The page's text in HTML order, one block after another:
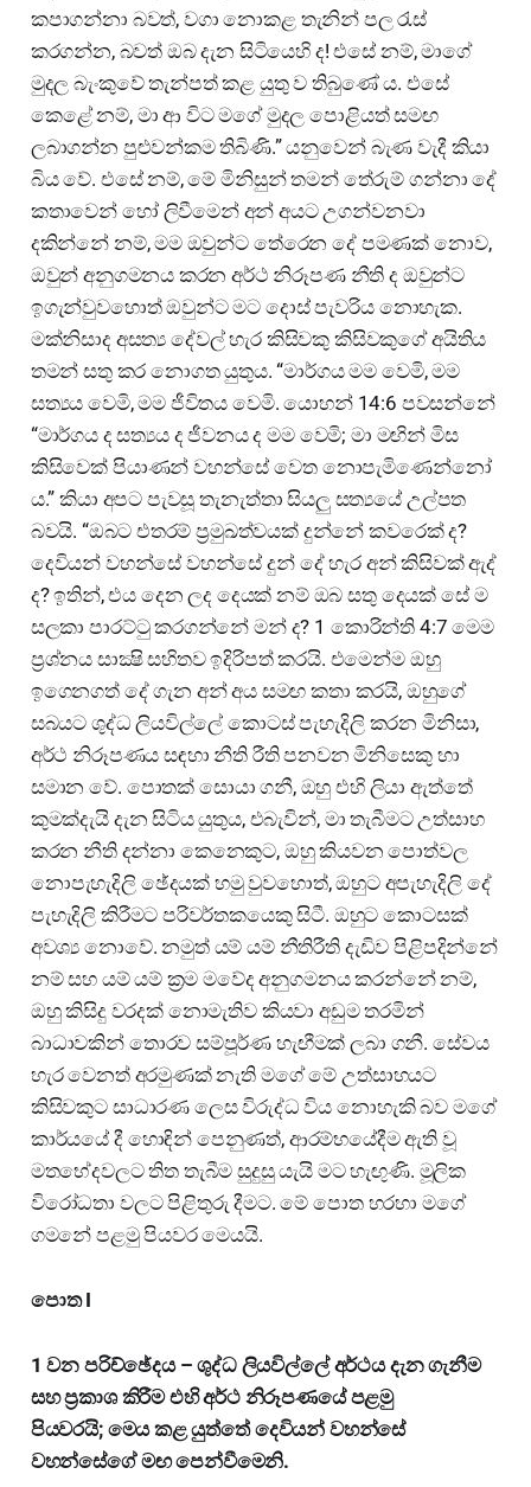
කපාගන්නා බවත්, වගා නොකළ තැනින් පල රැස්
කරගන්න, බවත් ඔබ දැන සිටියෙහි ද! එසේ නම්, මාගේ
මුදල බැංකුවේ තැන්පත් කළ යුතු ව තිබුණේ ය. එසේ
කෙළේ නම්, මා ආ විට මගේ මුදල පොළියත් සමඟ
ලබාගන්න පුළුවන්කම තිබිණි.” යනුවෙන් බැණ වැදී කියා
බිය වේ. එසේ නම්, මේ මිනිසුන් තමන් තේරුම් ගන්නා දේ
කතාවෙන් හෝ ලිවීමෙන් අන් අයට උගන්වනවා
දකින්නේ නම්, මම ඔවුන්ට තේරෙන දේ පමණක් නොව,
ඔවුන් අනුගමනය කරන අර්ථ නිරූපණ නීති ද ඔවුන්ට
ඉගැන්වුවහොත් ඔවුන්ට මට දොස් පැවරිය නොහැක.
මක්නිසාද අසත්‍ය දේවල් හැර කිසිවකු කිසිවකුගේ අයිතිය
තමන් සතු කර නොගත යුතුය. “මාර්ගය මම වෙමි, මම
සත්‍යය වෙමි, මම ජීවිතය වෙමි. යොහන් 14:6 පවසන්නේ
“මාර්ගය ද සත්‍යය ද ජීවනය ද මම වෙමි; මා මඟින් මිස
කිසිවෙක් පියාණන් වහන්සේ වෙත නොපැමිණෙන්නෝ
ය.” කියා අපට පැවසූ තැනැත්තා සියලු සත්‍යයේ උල්පත
බවයි. “ඔබට එතරම් ප්‍රමුඛත්වයක් දුන්නේ කවරෙක් ද?
දෙවියන් වහන්සේ වහන්සේ දුන් දේ හැර අන් කිසිවක් ඇද්
ද? ඉතින්, එය දෙන ලද දෙයක් නම් ඔබ සතු දෙයක් සේ ම
සලකා පාරට්ටු කරගන්නේ මන් ද? 1 කොරින්ති 4:7 මෙම
ප්‍රශ්නය සාක්‍ෂි සහිතව ඉදිරිපත් කරයි. එමෙන්ම ඔහු
ඉගෙනගත් දේ ගැන අන් අය සමඟ කතා කරයි, ඔහුගේ
සබයට ශුද්ධ ලියවිල්ලේ කොටස් පැහැදිලි කරන මිනිසා,
අර්ථ නිරූපණය සඳහා නීති රීති පනවන මිනිසෙකු හා
සමාන වේ. පොතක් සොයා ගනී, ඔහු එහි ලියා ඇත්තේ
කුමක්දැයි දැන සිටිය යුතුය, එබැවින්, මා තැබීමට උත්සාහ
කරන නීති දන්නා කෙනෙකුට, ඔහු කියවන පොත්වල
නොපැහැදිලි ඡේදයක් හමු වුවහොත්, ඔහුට අපැහැදිලි දේ
පැහැදිලි කිරීමට පරිවර්තකයෙකු සිටී. ඔහුට කොටසක්
අවශ්‍ය නොවේ. නමුත් යම් යම් නීතිරීති දැඩිව පිළිපදින්නේ
නම් සහ යම් යම් ක්‍රම මවේද අනුගමනය කරන්නේ නම්,
ඔහු කිසිදු වරදක් නොමැතිව කියවා අඩුම තරමින්
බාධාවකින් තොරව සම්පූර්ණ හැඟීමක් ලබා ගනී. සේවය
හැර වෙනත් අරමුණක් නැති මගේ මේ උත්සාහයට
කිසිවකුට සාධාරණ ලෙස විරුද්ධ විය නොහැකි බව මගේ
කාර්යයේ දී හොඳින් පෙනුණත්, ආරම්භයේදීම ඇති වූ
මතභේදවලට තිත තැබීම සුදුසු යැයි මට හැඟුණි. මූලික
විරෝධතා වලට පිළිතුරු දීමට. මේ පොත හරහා මගේ
ගමනේ පළමු පියවර මෙයයි.
පොත I
1 වන පරිච්ඡේදය – ශුද්ධ ලියවිල්ලේ අර්ථය දැන ගැනීම
සහ ප්‍රකාශ කිරීම එහි අර්ථ නිරූපණයේ පළමු
පියවරයි; මෙය කළ යුත්තේ දෙවියන් වහන්සේ
වහන්සේගේ මඟ පෙන්වීමෙනි.